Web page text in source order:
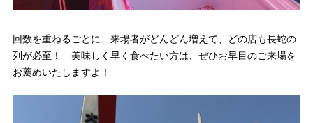
回数を重ねるごとに、来場者がどんどん増えて、どの店も長蛇の
列が必至！ 美味しく早く食べたい方は、ぜひお早目のご来場を
お薦めいたしますよ！